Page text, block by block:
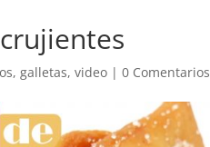
,galletas,video |0 Comentarios